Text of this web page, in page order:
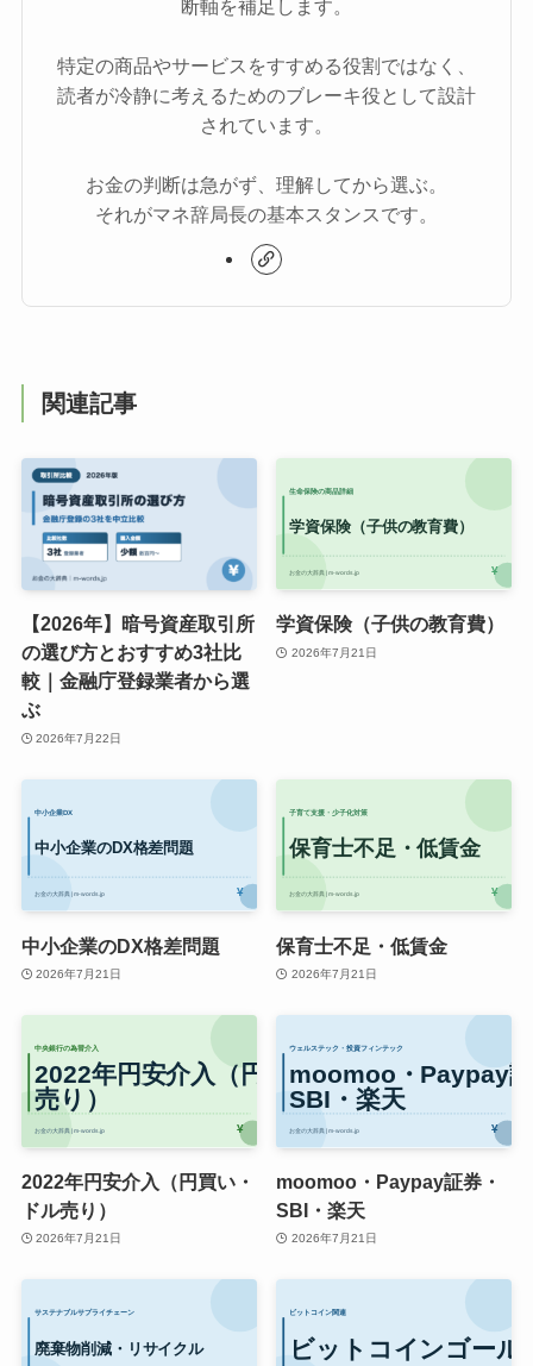
断軸を補足します。
特定の商品やサービスをすすめる役割ではなく、
読者が冷静に考えるためのブレーキ役として設計
されています。
お金の判断は急がず、理解してから選ぶ。
それがマネ辞局長の基本スタンスです。
関連記事
【2026年】暗号資産取引所
の選び方とおすすめ3社比
較｜金融庁登録業者から選
ぶ
2026年7月22日
学資保険（子供の教育費）
2026年7月21日
中小企業のDX格差問題
2026年7月21日
保育士不足・低賃金
2026年7月21日
2022年円安介入（円買い・
ドル売り）
2026年7月21日
moomoo・Paypay証券・
SBI・楽天
2026年7月21日